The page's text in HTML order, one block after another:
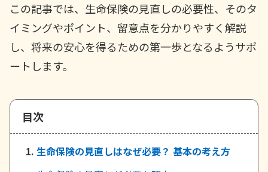
ご契約内容の確認
お客さまに関する情報等の確認の取り組み
各種サービス・お知らせ
かんぽプラチナライフサービス
保険かんたん診断
これからのライフイベントでかかる費用とは？
ご契約手続きの流れ
保険用語集
健康情報
かんぽアプリ～かんぽの健康と安心を手のひらに～
日本郵政グループとしての取り組み
採用情報
CM・オウンドメディア／ソーシャルメディア
かんぽブランド
English
この記事では、生命保険の見直しの必要性、そのタ
イミングやポイント、留意点を分かりやすく解説
し、将来の安心を得るための第一歩となるようサポ
ートします。
目次
生命保険の見直しはなぜ必要？ 基本の考え方